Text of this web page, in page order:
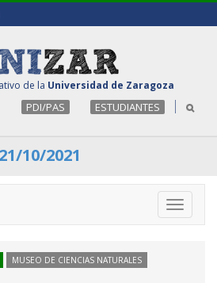
de la Universidad de Zaragoza
PDI/PAS ESTUDIANTES
21/10/2021
Toggle
MUSEO DE CIENCIAS NATURALES